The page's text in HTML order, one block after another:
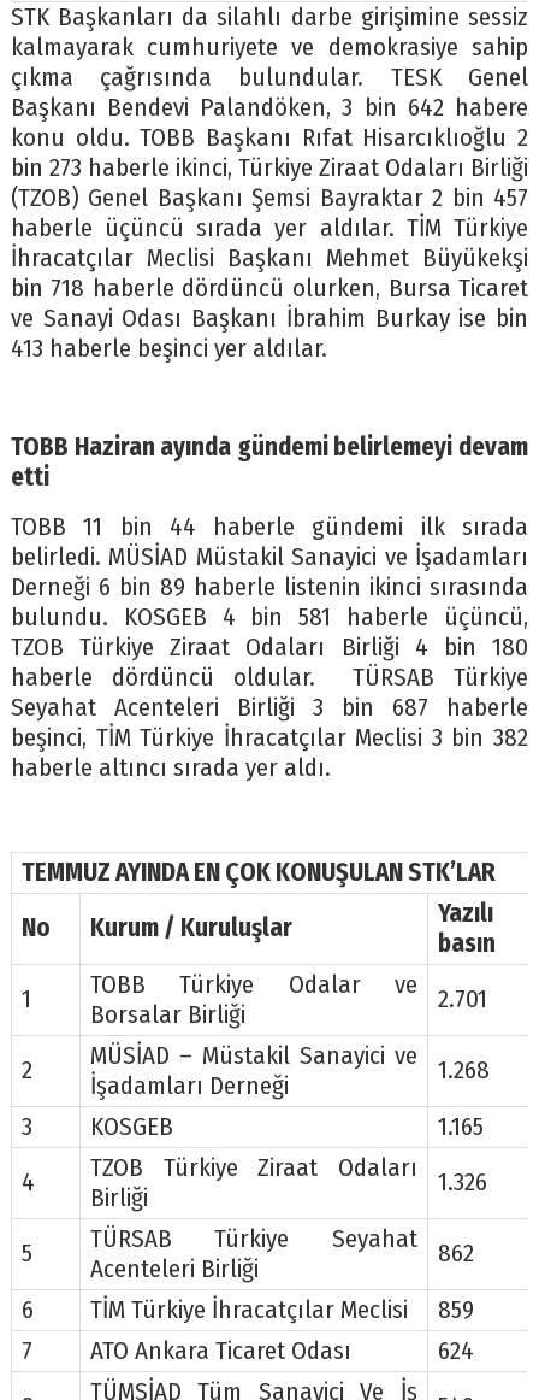
STK Başkanları da silahlı darbe girişimine sessiz
kalmayarak cumhuriyete ve demokrasiye sahip
çıkma çağrısında bulundular. TESK Genel
Başkanı Bendevi Palandöken, 3 bin 642 habere
konu oldu. TOBB Başkanı Rıfat Hisarcıklıoğlu 2
bin 273 haberle ikinci, Türkiye Ziraat Odaları Birliği
(TZOB) Genel Başkanı Şemsi Bayraktar 2 bin 457
haberle üçüncü sırada yer aldılar. TİM Türkiye
İhracatçılar Meclisi Başkanı Mehmet Büyükekşi
bin 718 haberle dördüncü olurken, Bursa Ticaret
ve Sanayi Odası Başkanı İbrahim Burkay ise bin
413 haberle beşinci yer aldılar.
TOBB Haziran ayında gündemi belirlemeyi devam
etti
TOBB 11 bin 44 haberle gündemi ilk sırada
belirledi. MÜSİAD Müstakil Sanayici ve İşadamları
Derneği 6 bin 89 haberle listenin ikinci sırasında
bulundu. KOSGEB 4 bin 581 haberle üçüncü,
TZOB Türkiye Ziraat Odaları Birliği 4 bin 180
haberle dördüncü oldular. TÜRSAB Türkiye
Seyahat Acenteleri Birliği 3 bin 687 haberle
beşinci, TİM Türkiye İhracatçılar Meclisi 3 bin 382
haberle altıncı sırada yer aldı.
TEMMUZ AYINDA EN ÇOK KONUŞULAN STK’LAR
No
Kurum / Kuruluşlar
Yazılı
basın
1
TOBB Türkiye Odalar ve
Borsalar Birliği
2.701
2
MÜSİAD – Müstakil Sanayici ve
İşadamları Derneği
1.268
3
KOSGEB
1.165
4
TZOB Türkiye Ziraat Odaları
Birliği
1.326
5
TÜRSAB Türkiye Seyahat
Acenteleri Birliği
862
6
TİM Türkiye İhracatçılar Meclisi
859
7
ATO Ankara Ticaret Odası
624
TÜMSİAD Tüm Sanayici Ve İş